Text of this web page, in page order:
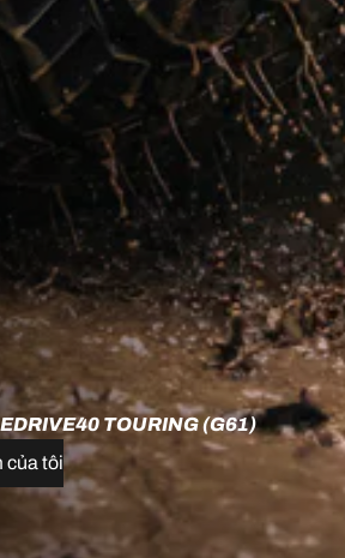
TOURING (G61)
của tôi